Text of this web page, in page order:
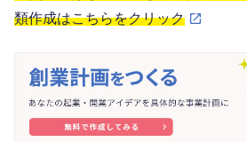
類作成はこちらをクリック